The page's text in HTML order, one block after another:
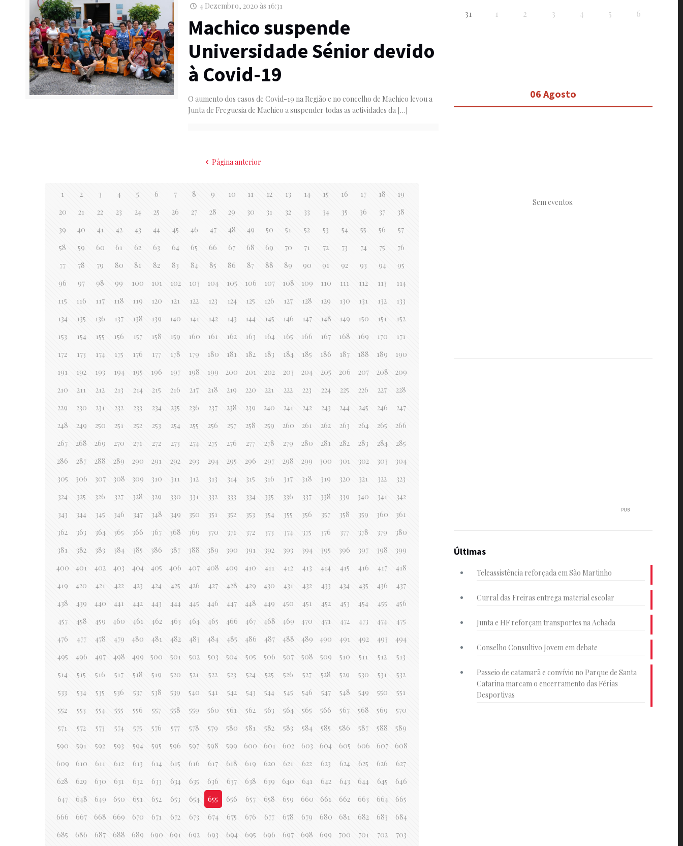
4 Dezembro, 2020 às 16:31
Machico suspende
Universidade Sénior devido
à Covid-19
O aumento dos casos de Covid-19 na Região e no concelho de Machico levou a
Junta de Freguesia de Machico a suspender todas as actividades da […]
Página anterior
1 2 3 4 5 6 7 8 9 10 11 12 13 14 15 16 17 18
19
20
21 22 23 24 25 26 27 28 29 30 31 32 33 34 35 36 37
38
39
40 41 42 43 44 45 46 47 48 49 50 51 52 53 54 55 56
57
58
59 60 61 62 63 64 65 66 67 68 69 70 71 72 73 74 75
76
77
78 79 80 81 82 83 84 85 86 87 88 89 90 91 92 93 94
95
96
97 98 99 100 101 102 103 104 105 106 107 108 109 110 111 112 113
114
115
116 117 118 119 120 121 122 123 124 125 126 127 128 129 130 131 132
133
134
135 136 137 138 139 140 141 142 143 144 145 146 147 148 149 150 151
152
153
154 155 156 157 158 159 160 161 162 163 164 165 166 167 168 169 170
171
172
173 174 175 176 177 178 179 180 181 182 183 184 185 186 187 188 189
190
191
192 193 194 195 196 197 198 199 200 201 202 203 204 205 206 207 208
209
210
211 212 213 214 215 216 217 218 219 220 221 222 223 224 225 226 227
228
229
230 231 232 233 234 235 236 237 238 239 240 241 242 243 244 245 246
247
248
249 250 251 252 253 254 255 256 257 258 259 260 261 262 263 264 265
266
267
268 269 270 271 272 273 274 275 276 277 278 279 280 281 282 283 284
285
286
287 288 289 290 291 292 293 294 295 296 297 298 299 300 301 302 303
304
305
306 307 308 309 310 311 312 313 314 315 316 317 318 319 320 321 322
323
324
325 326 327 328 329 330 331 332 333 334 335 336 337 338 339 340 341
342
343
344 345 346 347 348 349 350 351 352 353 354 355 356 357 358 359 360
361
362
363 364 365 366 367 368 369 370 371 372 373 374 375 376 377 378 379
380
381
382 383 384 385 386 387 388 389 390 391 392 393 394 395 396 397 398
399
400
401 402 403 404 405 406 407 408 409 410 411 412 413 414 415 416 417
418
419
420 421 422 423 424 425 426 427 428 429 430 431 432 433 434 435 436
437
438
439 440 441 442 443 444 445 446 447 448 449 450 451 452 453 454 455
456
457
458 459 460 461 462 463 464 465 466 467 468 469 470 471 472 473 474
475
476
477 478 479 480 481 482 483 484 485 486 487 488 489 490 491 492 493
494
495
496 497 498 499 500 501 502 503 504 505 506 507 508 509 510 511 512
513
514
515 516 517 518 519 520 521 522 523 524 525 526 527 528 529 530 531
532
533
534 535 536 537 538 539 540 541 542 543 544 545 546 547 548 549 550
551
552
553 554 555 556 557 558 559 560 561 562 563 564 565 566 567 568 569
570
571
572 573 574 575 576 577 578 579 580 581 582 583 584 585 586 587 588
589
590
591 592 593 594 595 596 597 598 599 600 601 602 603 604 605 606 607
608
609
610 611 612 613 614 615 616 617 618 619 620 621 622 623 624 625 626
627
628
629 630 631 632 633 634 635 636 637 638 639 640 641 642 643 644 645
646
647
648 649 650 651 652 653 654 655 656 657 658 659 660 661 662 663 664
665
666
667 668 669 670 671 672 673 674 675 676 677 678 679 680 681 682 683
684
685
686 687 688 689 690 691 692 693 694 695 696 697 698 699 700 701 702 703
31 1 2 3 4 5 6
06 Agosto
Sem eventos.
PUB
Últimas
Teleassistência reforçada em São Martinho
Curral das Freiras entrega material escolar
Junta e HF reforçam transportes na Achada
Conselho Consultivo Jovem em debate
Passeio de catamarã e convívio no Parque de Santa
Catarina marcam o encerramento das Férias
Desportivas